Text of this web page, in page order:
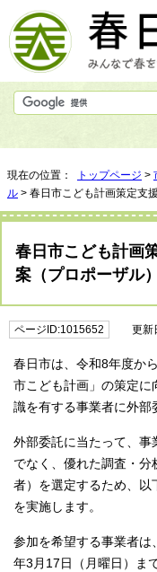
現在の位置： トップページ >
ル > 春日市こども計画策定支
春日市こども計画
案（プロポーザル）
ページID:1015652 更新
春日市は、令和8年度か
市こども計画」の策定に
識を有する事業者に外部
外部委託に当たって、事
でなく、優れた調査・
者）を選定するため、以
を実施します。
参加を希望する事業者は
年3月17日（月曜日）ま